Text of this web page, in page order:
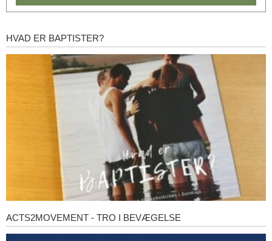
Hvad
HVAD ER BAPTISTER?
Acts2Movement
ACTS2MOVEMENT - TRO I BEVÆGELSE